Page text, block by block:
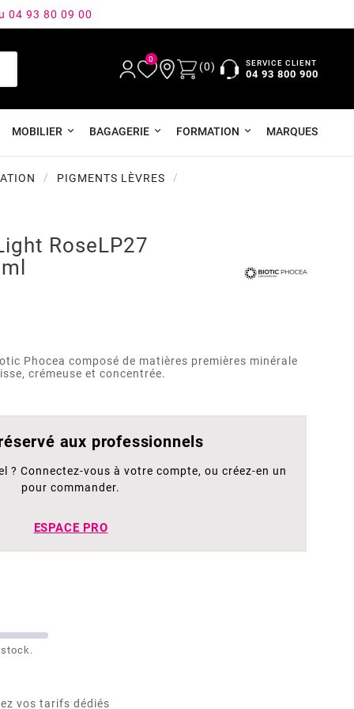
04 93 80 09 00
0
(0) SERVICE CLIENT
04 93 800 900
MOBILIER BAGAGERIE FORMATION MARQUES
PIGMENTS LÈVRES
RoseLP27
Phocea composé de matières premières minérale
crémeuse et concentrée.
aux professionnels
? Connectez-vous à votre compte, ou créez-en un
pour commander.
ESPACE PRO
vos tarifs dédiés